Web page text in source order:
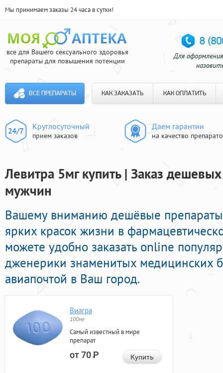
Мы принимаем заказы 24 часа в сутки!
все для Вашего сексуального здоровья
препараты для повышения потенции
ВСЕ ПРЕПАРАТЫ КАК ЗАКАЗАТЬ КАК ОПЛАТИТЬ
Круглосуточный
прием заказов
Даем гарантии
на качество
Левитра 5мг купить | Заказ
мужчин
Вашему вниманию дешёвые
ярких красок жизни в
можете удобно заказать online
дженерики знаменитых медицинских
авиапочтой в Ваш город.
Виагра
100мг
Самый известный в мире
препарат
от 70Р Купить